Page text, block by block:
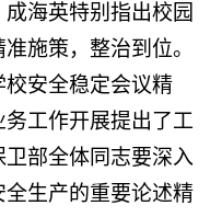
海英特别指出校园
施策，整治到位。
校安全稳定会议精
工作开展提出了工
部全体同志要深入
生产的重要论述精